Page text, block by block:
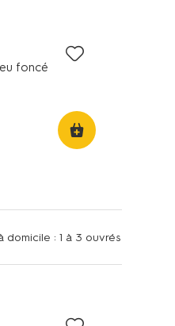
foncé
domicile : 1 à 3 ouvrés